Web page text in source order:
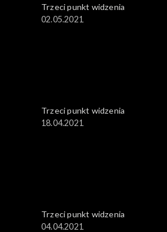
Trzeci punkt widzenia
02.05.2021
Trzeci punkt widzenia
18.04.2021
Trzeci punkt widzenia
04.04.2021